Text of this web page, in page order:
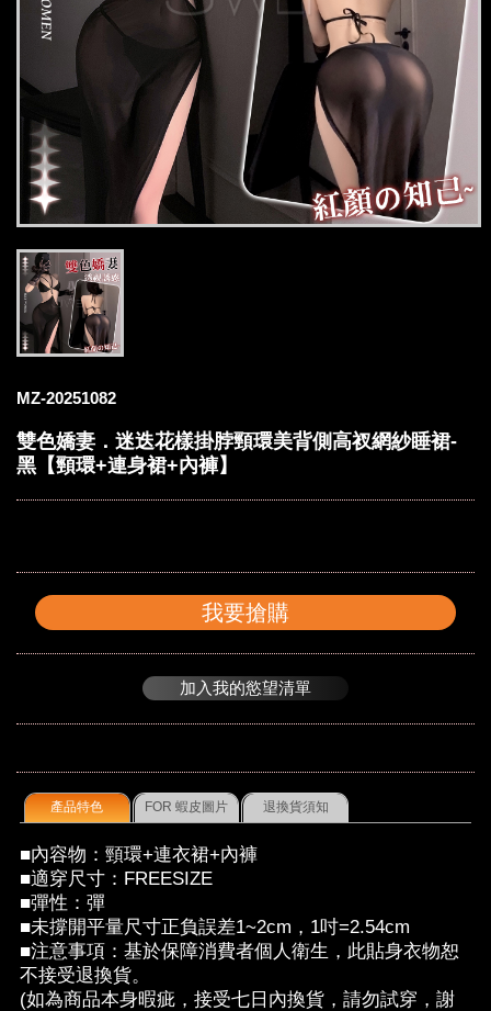
MZ-20251082
雙色嬌妻．迷迭花樣掛脖頸環美背側高衩網紗睡裙-
黑【頸環+連身裙+內褲】
我要搶購
加入我的慾望清單
產品特色 FOR 蝦皮圖片 退換貨須知
■內容物：頸環+連衣裙+內褲
■適穿尺寸：FREESIZE
■彈性：彈
■未撐開平量尺寸正負誤差1~2cm，1吋=2.54cm
■注意事項：基於保障消費者個人衛生，此貼身衣物恕
不接受退換貨。
(如為商品本身暇疵，接受七日內換貨，請勿試穿，謝